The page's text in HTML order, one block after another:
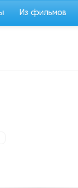
Из фильмов